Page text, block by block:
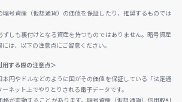
号資産（仮想通貨）の価値を保証したり、推奨するものでは
しも裏付けとなる資産を持つものではありません。暗号資産
には、以下の注意点にご留意ください。
する際の注意点＞
円やドルなどのように国がその価値を保証している「法定通
ネット上でやりとりされる電子データです。
が変動することがあります。暗号資産（仮想通貨）信用取引